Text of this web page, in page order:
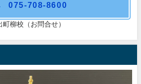
075-708-8600
町柳校（お問合せ）